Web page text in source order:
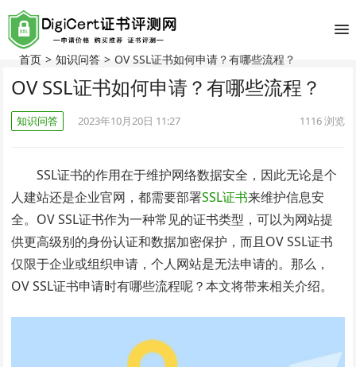
首页 > 知识问答 > OV SSL证书如何申请？有哪些流程？
OV SSL证书如何申请？有哪些流程？
知识问答 2023年10月20日 11:27 1116浏览
SSL证书的作用在于维护网络数据安全，因此无论是个
人建站还是企业官网，都需要部署SSL证书来维护信息安
全。OV SSL证书作为一种常见的证书类型，可以为网站提
供更高级别的身份认证和数据加密保护，而且OV SSL证书
仅限于企业或组织申请，个人网站是无法申请的。那么，
OV SSL证书申请时有哪些流程呢？本文将带来相关介绍。